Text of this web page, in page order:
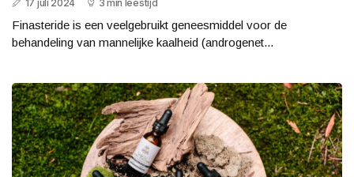
17 juli 2024 3 min leestijd
Finasteride is een veelgebruikt geneesmiddel voor de
behandeling van mannelijke kaalheid (androgenet...